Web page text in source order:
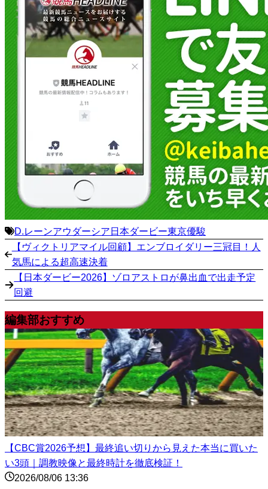
D.レーンアウダーシア 日本ダービー東京優駿
【ヴィクトリアマイル回顧】エンブロイダリー三冠目！人
気馬による超高速決着
【日本ダービー2026】ゾロアストロが鼻出血で出走予定
回避
編集部おすすめ
【CBC賞2026予想】最終追い切りから見えた本当に買いた
い3頭｜調教映像と最終時計を徹底検証！
2026/08/06 13:36